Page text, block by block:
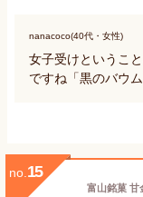
nanacoco(40代・女性)
女子受けというこ
ですね「黒のバウ
no. 15
富山銘菓 甘